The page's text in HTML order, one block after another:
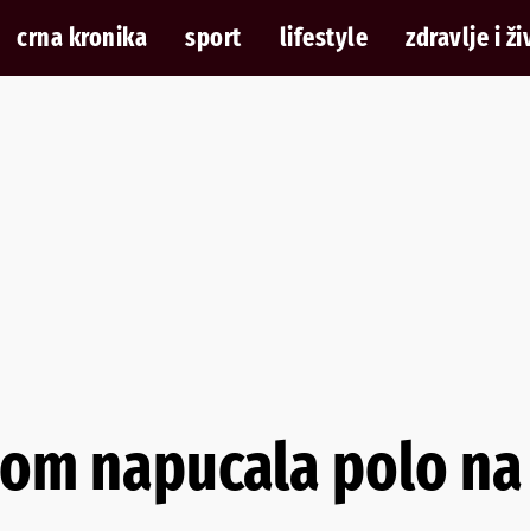
crna kronika sport lifestyle zdravlje i
napucala polo